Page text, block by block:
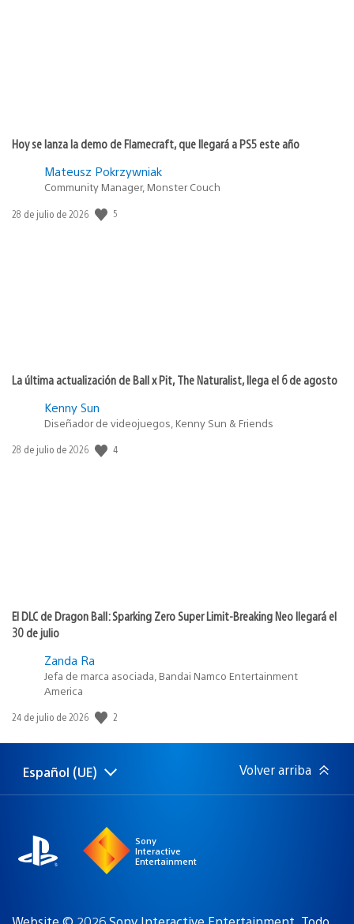
Hoy se lanza la demo de Flamecraft, que llegará a PS5 este año
Mateusz Pokrzywniak
Community Manager, Monster Couch
Fecha
28 de julio de 2026 5
La última actualización de Ball x Pit, The Naturalist, llega el 6 de agosto
Kenny Sun
Diseñador de videojuegos, Kenny Sun & Friends
Fecha
28 de julio de 2026 4
El DLC de Dragon Ball: Sparking Zero Super Limit-Breaking Neo llegará el
30 de julio
Zanda Ra
Jefa de marca asociada, Bandai Namco Entertainment
America
Fecha
publicación:
24 de julio de 2026 2
Selecciona
una
Región
actual:
Español (UE) Volver arriba
Sony
Interactive
Entertainment